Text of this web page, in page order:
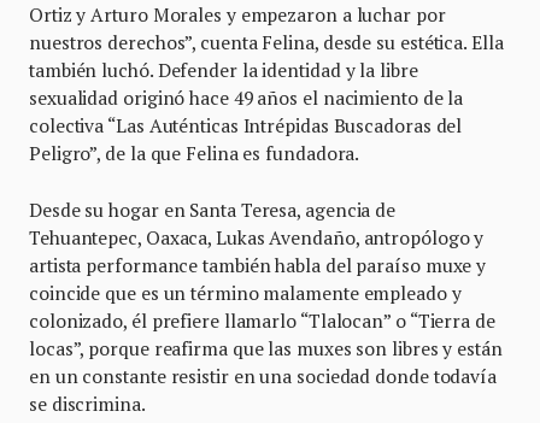
Ortiz y Arturo Morales y empezaron a luchar por
nuestros derechos”, cuenta Felina, desde su estética. Ella
también luchó. Defender la identidad y la libre
sexualidad originó hace 49 años el nacimiento de la
colectiva “Las Auténticas Intrépidas Buscadoras del
Peligro”, de la que Felina es fundadora.
Desde su hogar en Santa Teresa, agencia de
Tehuantepec, Oaxaca, Lukas Avendaño, antropólogo y
artista performance también habla del paraíso muxe y
coincide que es un término malamente empleado y
colonizado, él prefiere llamarlo “Tlalocan” o “Tierra de
locas”, porque reafirma que las muxes son libres y están
en un constante resistir en una sociedad donde todavía
se discrimina.